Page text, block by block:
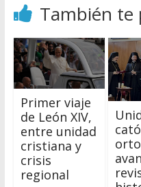
También te
Primer viaje
de León XIV,
entre unidad
cristiana y
crisis
regional